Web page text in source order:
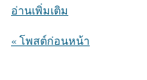
อ่านเพิ่มเติม
« โพสต์ก่อนหน้า